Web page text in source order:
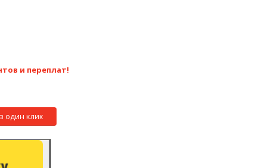
и переплат!
один клик